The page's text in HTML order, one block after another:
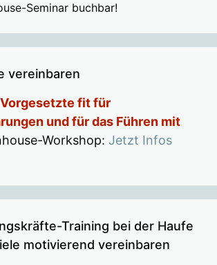
Seminar buchbar!
vereinbaren
fit für
und für das Führen mit
Workshop: Jetzt Infos
Training bei der Haufe
motivierend vereinbaren